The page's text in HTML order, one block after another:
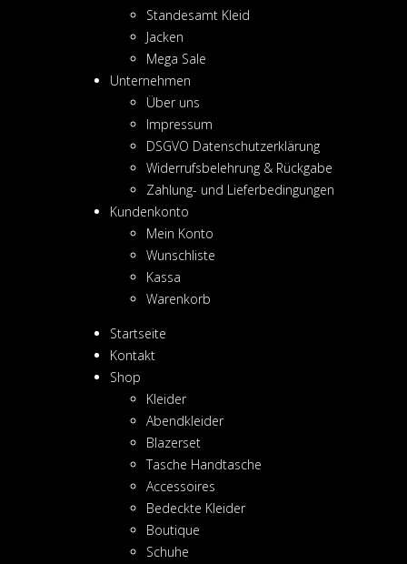
Standesamt Kleid
Jacken
Mega Sale
Unternehmen
Über uns
Impressum
DSGVO Datenschutzerklärung
Widerrufsbelehrung & Rückgabe
Zahlung- und Lieferbedingungen
Kundenkonto
Mein Konto
Wunschliste
Kassa
Warenkorb
Startseite
Kontakt
Shop
Kleider
Abendkleider
Blazerset
Tasche Handtasche
Accessoires
Bedeckte Kleider
Boutique
Schuhe